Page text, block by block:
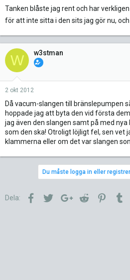
Tanken blåste jag rent och har
för att inte sitta i den sits jag gör nu,
W w3stman
2 okt 2012
Då vacum-slangen till bränslepumpen
hoppade jag att byta den vid första
jag även den slangen samt på med
som den ska! Otroligt löjligt fel, sen vet
klammerna eller om det var slangen
Du måste logga in eller
Dela: FacebookTwitterGoogle+
Reddit